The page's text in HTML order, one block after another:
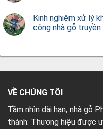
Kinh nghiệm xử lý
công nhà gỗ
VỀ CHÚNG TÔI
Tầm nhìn dài hạn, nhà gỗ
thành: Thương hiệu được